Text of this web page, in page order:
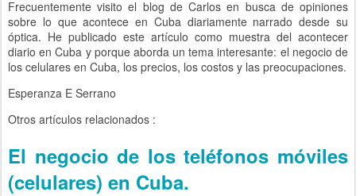
Frecuentemente visito el blog de Carlos en busca de opiniones
sobre lo que acontece en Cuba diariamente narrado desde su
óptica. He publicado este artículo como muestra del acontecer
diario en Cuba y porque aborda un tema interesante: el negocio de
los celulares en Cuba, los precios, los costos y las preocupaciones.
Esperanza E Serrano
Otros artículos relacionados :
El negocio de los teléfonos móviles
(celulares) en Cuba.